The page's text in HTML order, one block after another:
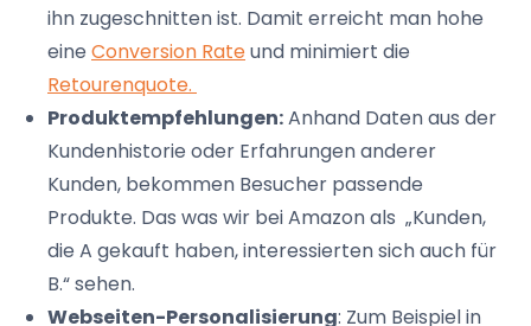
ihn zugeschnitten ist. Damit erreicht man hohe
eine Conversion Rateund minimiert die
Retourenquote.
Produktempfehlungen:Anhand Daten aus der
Kundenhistorie oder Erfahrungen anderer
Kunden, bekommen Besucher passende
Produkte. Das was wir bei Amazon als „Kunden,
die A gekauft haben, interessierten sich auch für
B.“ sehen.
Webseiten-Personalisierung: Zum Beispiel in